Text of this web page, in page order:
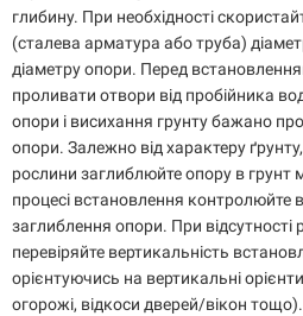
глибину. При необхідності
(сталева арматура або труба)
діаметру опори. Перед
проливати отвори від пробійника
опори і висихання грунту бажано
опори. Залежно від характеру
рослини заглиблюйте опору в грунт
процесі встановлення контролюйте
заглиблення опори. При відсутності
перевіряйте вертикальність
орієнтуючись на вертикальні
огорожі, відкоси дверей/вікон тощо).